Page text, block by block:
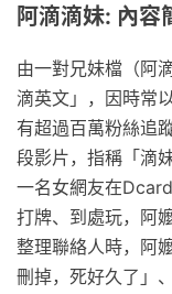
阿滴滴妹: 內容
由一對兄妹檔（阿
滴英文」，因時常
有超過百萬粉絲追
段影片，指稱「滴
一名女網友在
打牌、到處玩，阿
整理聯絡人時，阿
刪掉，死好久了」